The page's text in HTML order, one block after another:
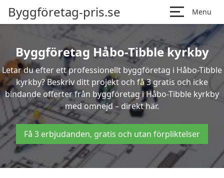
Byggföretag-pris.se Menu
Byggföretag Håbo-Tibble kyrkby
Letar du efter ett professionellt byggföretag i Håbo-Tibble
kyrkby? Beskriv ditt projekt och få 3 gratis och icke
bindande offerter från byggföretag i Håbo-Tibble kyrkby
med omnejd – direkt här.
Få 3 erbjudanden, gratis och utan förpliktelser